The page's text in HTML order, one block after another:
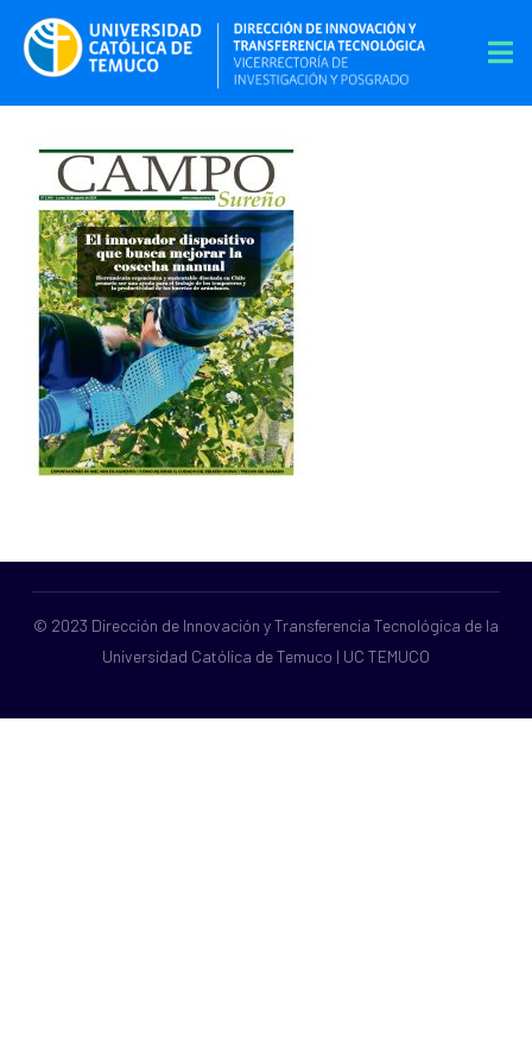
© 2023 Dirección de Innovación y Transferencia Tecnológica de la
Universidad Católica de Temuco | UC TEMUCO